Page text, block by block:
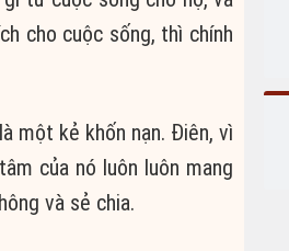
cho cuộc sống, thì chính
một kẻ khốn nạn. Điên, vì
của nó luôn luôn mang
và sẻ chia.